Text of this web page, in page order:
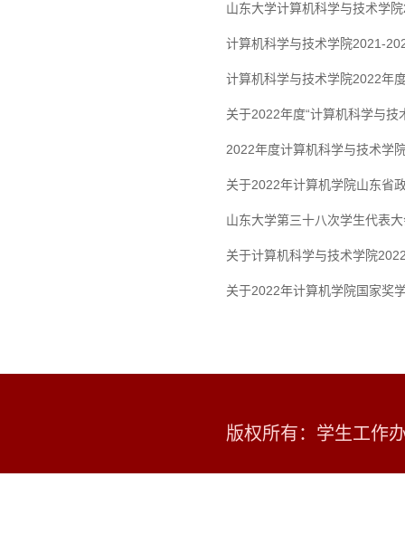
山东大学计算机科学与技术学
计算机科学与技术学院2021-
计算机科学与技术学院2022年
关于2022年度“计算机科学与
2022年度计算机科学与技术学
关于2022年计算机学院山东省
山东大学第三十八次学生代表
关于计算机科学与技术学院
关于2022年计算机学院国家奖
版权所有：学生工作